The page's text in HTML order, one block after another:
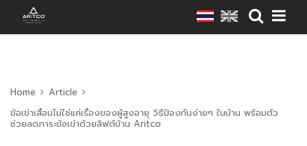
Home
Article
ข้อเข่าเสื่อมไม่ใช่แค่เรื่องของผู้สูงอายุ วิธีป้องกันง่ายๆ ในบ้าน พร้อมตัว
ช่วยลดภาระข้อเข่าด้วยลิฟต์บ้าน Aritco